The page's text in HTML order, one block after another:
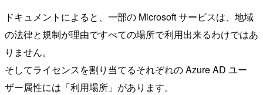
ドキュメントによると、一部の Microsoft サービスは、地域
の法律と規制が理由ですべての場所で利用出来るわけではあ
りません。
そしてライセンスを割り当てるそれぞれの Azure AD ユー
ザー属性には「利用場所」があります。